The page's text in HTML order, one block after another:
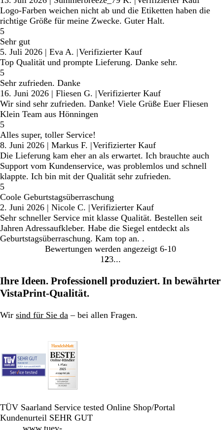
Logo-Farben weichen nicht ab und die Etiketten haben die
richtige Größe für meine Zwecke. Guter Halt.
5
Sehr gut
5. Juli 2026 | Eva A. |Verifizierter Kauf
Top Qualität und prompte Lieferung. Danke sehr.
5
Sehr zufrieden. Danke
16. Juni 2026 | Fliesen G. |Verifizierter Kauf
Wir sind sehr zufrieden. Danke! Viele Grüße Euer Fliesen
Klein Team aus Hönningen
5
Alles super, toller Service!
8. Juni 2026 | Markus F. |Verifizierter Kauf
Die Lieferung kam eher an als erwartet. Ich brauchte auch
Support vom Kundenservice, was problemlos und schnell
klappte. Ich bin mit der Qualität sehr zufrieden.
5
Coole Geburtstagsüberraschung
2. Juni 2026 | Nicole C. |Verifizierter Kauf
Sehr schneller Service mit klasse Qualität. Bestellen seit
Jahren Adressaufkleber. Habe die Siegel entdeckt als
Geburtstagsüberraschung. Kam top an. .
Bewertungen werden angezeigt 6-10
Gehe
Seite
1 Gehe
Seite
2Gehe
Seite
3
Ihre Ideen. Professionell produziert. In bewährter
VistaPrint-Qualität.
Wir sind für Sie da – bei allen Fragen.
TÜV Saarland Service tested Online Shop/Portal
Kundenurteil SEHR GUT